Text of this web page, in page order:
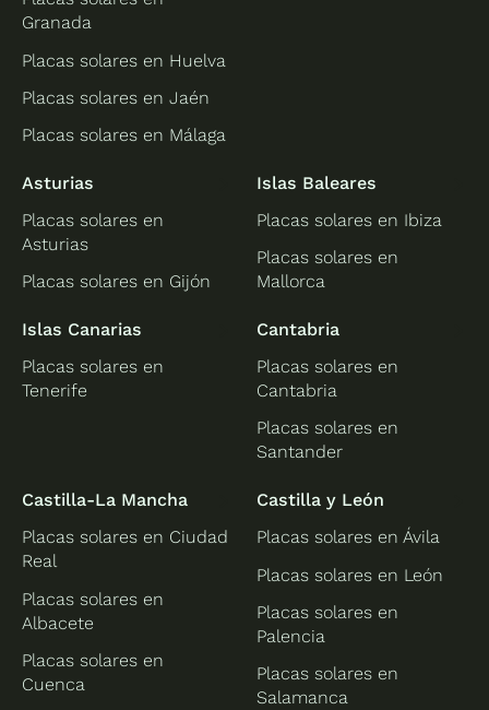
Granada
Placas solares en Huelva
Placas solares en Jaén
Placas solares en Málaga
Asturias
Placas solares en
Asturias
Placas solares en Gijón
Islas Baleares
Placas solares en Ibiza
Placas solares en
Mallorca
Islas Canarias
Placas solares en
Tenerife
Cantabria
Placas solares en
Cantabria
Placas solares en
Santander
Castilla-La Mancha
Placas solares en Ciudad
Real
Placas solares en
Albacete
Placas solares en
Cuenca
Castilla y León
Placas solares en Ávila
Placas solares en León
Placas solares en
Palencia
Placas solares en
Salamanca